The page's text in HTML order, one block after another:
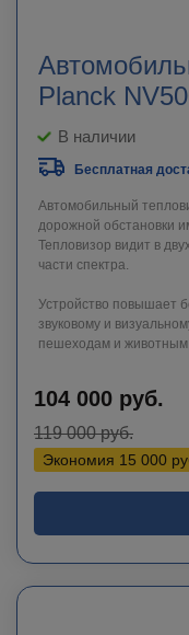
Planck
В наличии
Бесплатная
Автомобильный
дорожной обстановки
Тепловизор видит в
части спектра.
Устройство повышает
звуковому и
пешеходам и животным.
104 000 руб.
119 000руб.
Экономия 15 000